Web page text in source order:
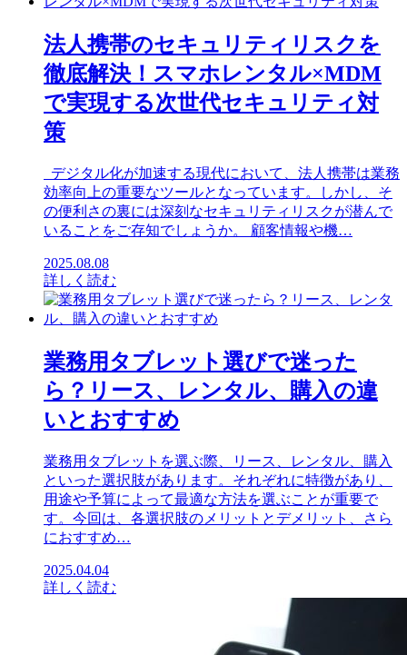
法人携帯のセキュリティリスクを
徹底解決！スマホレンタル×MDM
で実現する次世代セキュリティ対
策
デジタル化が加速する現代において、法人携帯は業務
効率向上の重要なツールとなっています。しかし、そ
の便利さの裏には深刻なセキュリティリスクが潜んで
いることをご存知でしょうか。 顧客情報や機…
2025.08.08
詳しく読む
業務用タブレット選びで迷った
ら？リース、レンタル、購入の違
いとおすすめ
業務用タブレットを選ぶ際、リース、レンタル、購入
といった選択肢があります。それぞれに特徴があり、
用途や予算によって最適な方法を選ぶことが重要で
す。今回は、各選択肢のメリットとデメリット、さら
におすすめ…
2025.04.04
詳しく読む